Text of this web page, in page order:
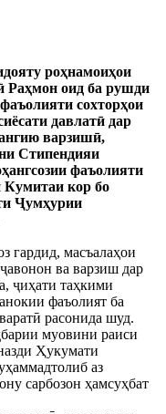
роҳнамоиҳои
оид ба рушди
сохторҳои
давлатӣ дар
варзишӣ,
Стипендияи
фаъолияти
Кумитаи кор бо
Ҷумҳурии
гардид, масъалаҳои
ва варзиш дар
ҷиҳати таҳкими
фаъолият ба
расонида шуд.
муовини раиси
Ҳукумати
аз
сарбозон ҳамсуҳбат